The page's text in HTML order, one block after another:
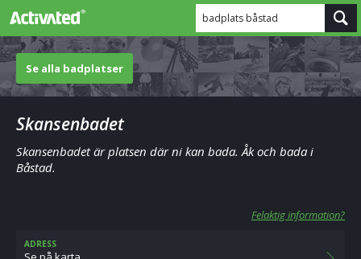
badplats båstad
Se alla badplatser
Skansenbadet
Skansenbadet är platsen där ni kan bada. Åk och bada i
Båstad.
Felaktig information?
ADRESS